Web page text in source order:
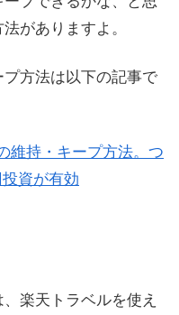
がありますよ。
方法は以下の記事で
維持・キープ方法。つ
資が有効
楽天トラベルを使え